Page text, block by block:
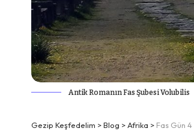
Antik Romanın Fas Şubesi Volubilis
Gezip Keşfedelim >Blog >Afrika > Fas Gün